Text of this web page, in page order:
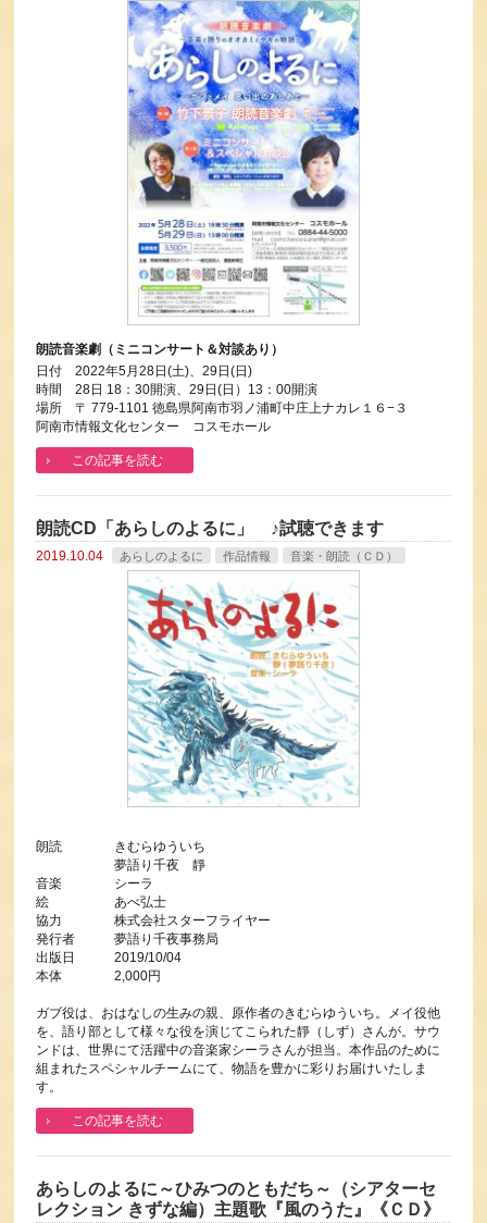
朗読音楽劇（ミニコンサート＆対談あり）
日付 2022年5月28日(土)、29日(日)
時間 28日 18：30開演、29日(日）13：00開演
場所 〒 779-1101 徳島県阿南市羽ノ浦町中庄上ナカレ１６−３
阿南市情報文化センター コスモホール
この記事を読む
朗読CD「あらしのよるに」 ♪試聴できます
2019.10.04 あらしのよるに 作品情報 音楽・朗読（ＣＤ）
朗読 きむらゆういち
夢語り千夜 靜
音楽 シーラ
絵 あべ弘士
協力 株式会社スターフライヤー
発行者 夢語り千夜事務局
出版日 2019/10/04
本体 2,000円
ガブ役は、おはなしの生みの親、原作者のきむらゆういち。メイ役他
を、語り部として様々な役を演じてこられた靜（しず）さんが。サウ
ンドは、世界にて活躍中の音楽家シーラさんが担当。本作品のために
組まれたスペシャルチームにて、物語を豊かに彩りお届けいたしま
す。
この記事を読む
あらしのよるに～ひみつのともだち～（シアターセ
レクション きずな編）主題歌『風のうた』《ＣＤ》